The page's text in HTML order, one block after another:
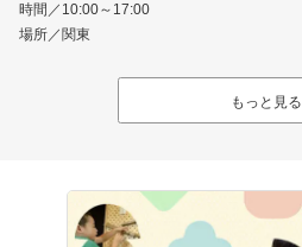
時間／10:00～17:00
場所／関東
もっと見る